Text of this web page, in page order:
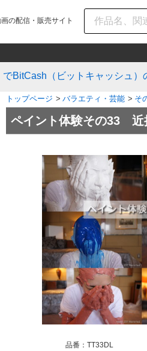
の配信・販売サイト
でBitCash（ビットキャッシュ
トップページ > バラエティ・芸能 > そ
ペイント体験その33 近
品番： TT33DL